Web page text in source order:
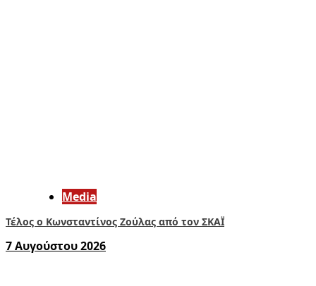
Media
Τέλος ο Κωνσταντίνος Ζούλας από τον ΣΚΑΪ
7 Αυγούστου 2026